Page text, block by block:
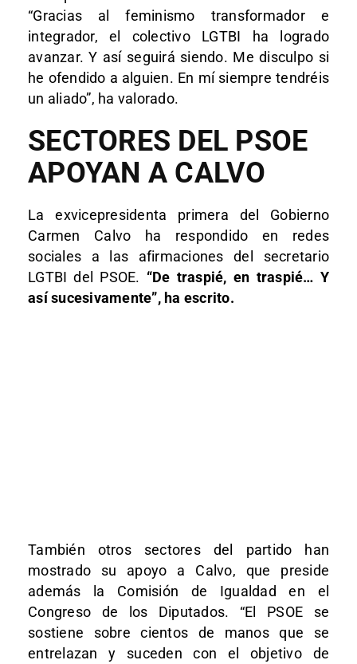
“Gracias al feminismo transformador e
integrador, el colectivo LGTBI ha logrado
avanzar. Y así seguirá siendo. Me disculpo si
he ofendido a alguien. En mí siempre tendréis
un aliado”, ha valorado.
SECTORES DEL PSOE
APOYAN A CALVO
La exvicepresidenta primera del Gobierno
Carmen Calvo ha respondido en redes
sociales a las afirmaciones del secretario
LGTBI del PSOE. “De traspié, en traspié… Y
así sucesivamente”, ha escrito.
También otros sectores del partido han
mostrado su apoyo a Calvo, que preside
además la Comisión de Igualdad en el
Congreso de los Diputados. “El PSOE se
sostiene sobre cientos de manos que se
entrelazan y suceden con el objetivo de